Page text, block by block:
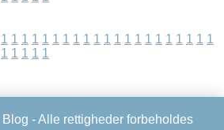
1 1 1 1 1 1 1 1 1 1 1 1 1 1 1 1 1 1 1 1 1
1 1 1 1 1
Blog - Alle rettigheder forbeholdes